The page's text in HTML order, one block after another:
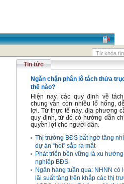
Tin tức
Ngăn chặn phân lô tách thửa
thế nào?
Hiện nay, các quy định về
chung vẫn còn nhiều lổ hổng,
lợi. Từ thực tế này, địa phương
quy định, từ đó có hướng dẫn
quyền lợi cho người dân.
Thị trường BĐS bất ngờ tăng
dự án “hot” sắp ra mắt
Phát triển bền vững là xu
nghiệp BĐS
Ngân hàng tuần qua: NHNN có
lãi suất tăng trên khắp các thị